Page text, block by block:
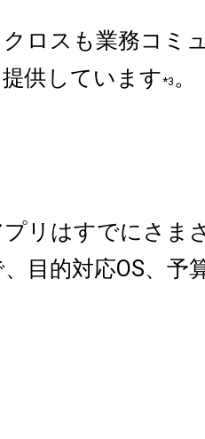
ロスも業務コミ
供しています*3 。
プリはすでにさま
目的対応OS、予